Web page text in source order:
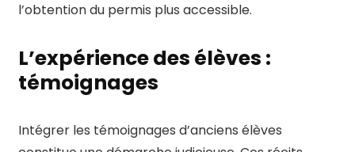
l’obtention du permis plus accessible.
L’expérience des élèves :
témoignages
Intégrer les témoignages d’anciens élèves